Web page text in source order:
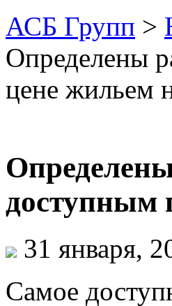
АСБ Групп >
Определены
цене жильем
доступным
31 января,
Самое